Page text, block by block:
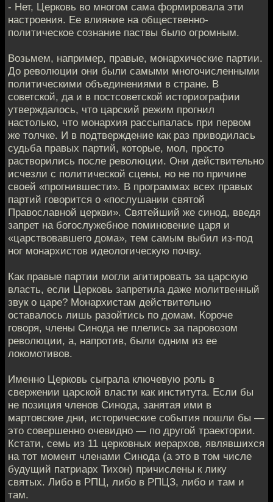
- Нет, Церковь во многом сама формировала эти
настроения. Ее влияние на общественно-
политическое сознание паствы было огромным.
Возьмем, например, правые, монархические партии.
До революции они были самыми многочисленными
политическими объединениями в стране. В
советской, да и в постсоветской историографии
утверждалось, что царский режим прогнил
настолько, что монархия рассыпалась при первом
же толчке. И в подтверждение как раз приводилась
судьба правых партий, которые, мол, просто
растворились после революции. Они действительно
исчезли с политической сцены, но не по причине
своей «прогнившести». В программах всех правых
партий говорится о «послушании святой
Православной церкви». Святейший же синод, введя
запрет на богослужебное поминовение царя и
«царствовавшего дома», тем самым выбил из-под
ног монархистов идеологическую почву.
Как правые партии могли агитировать за царскую
власть, если Церковь запретила даже молитвенный
звук о царе? Монархистам действительно
оставалось лишь разойтись по домам. Короче
говоря, члены Синода не плелись за паровозом
революции, а, напротив, были одним из ее
локомотивов.
Именно Церковь сыграла ключевую роль в
свержении царской власти как института. Если бы
не позиция членов Синода, занятая ими в
мартовские дни, исторические события пошли бы —
это совершенно очевидно — по другой траектории.
Кстати, семь из 11 церковных иерархов, являвшихся
на тот момент членами Синода (а это в том числе
будущий патриарх Тихон) причислены к лику
святых. Либо в РПЦ, либо в РПЦЗ, либо и там и
там.